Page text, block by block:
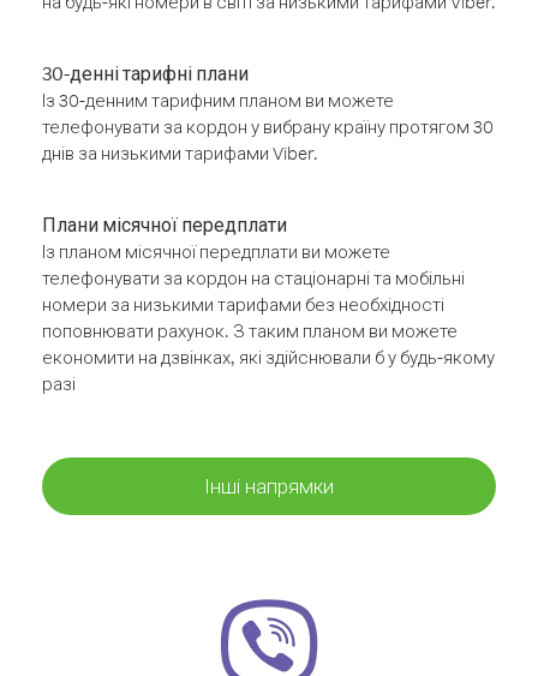
30-денні тарифні плани
Із 30-денним тарифним планом ви можете
телефонувати за кордон у вибрану країну протягом 30
днів за низькими тарифами Viber.
Плани місячної передплати
Із планом місячної передплати ви можете
телефонувати за кордон на стаціонарні та мобільні
номери за низькими тарифами без необхідності
поповнювати рахунок. З таким планом ви можете
економити на дзвінках, які здійснювали б у будь-якому
разі
Інші напрямки